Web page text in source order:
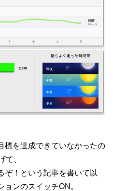
標を達成できていなかったの
て、
ぞ！という記事を書いて以
ンのスイッチON。